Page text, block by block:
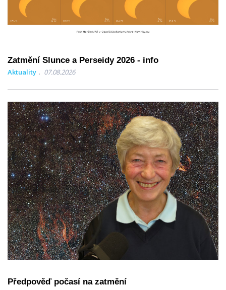
Zatmění Slunce a Perseidy 2026 - info
Aktuality 07.08.2026
Předpověď počasí na zatmění